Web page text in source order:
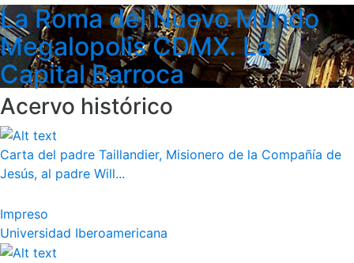
La Roma del Nuevo Mundo
Megalopolis CDMX. La
Capital Barroca
Acervo histórico
Carta del padre Taillandier, Misionero de la Compañía de
Jesús, al padre Will...
Impreso
Universidad Iberoamericana